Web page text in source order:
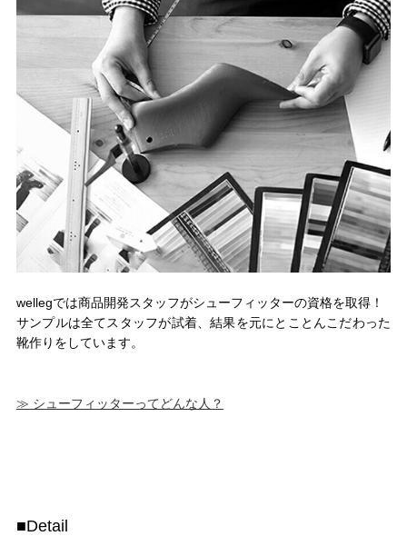
wellegでは商品開発スタッフがシューフィッターの資格を取得！
サンプルは全てスタッフが試着、結果を元にとことんこだわった
靴作りをしています。
≫ シューフィッターってどんな人？
■Detail